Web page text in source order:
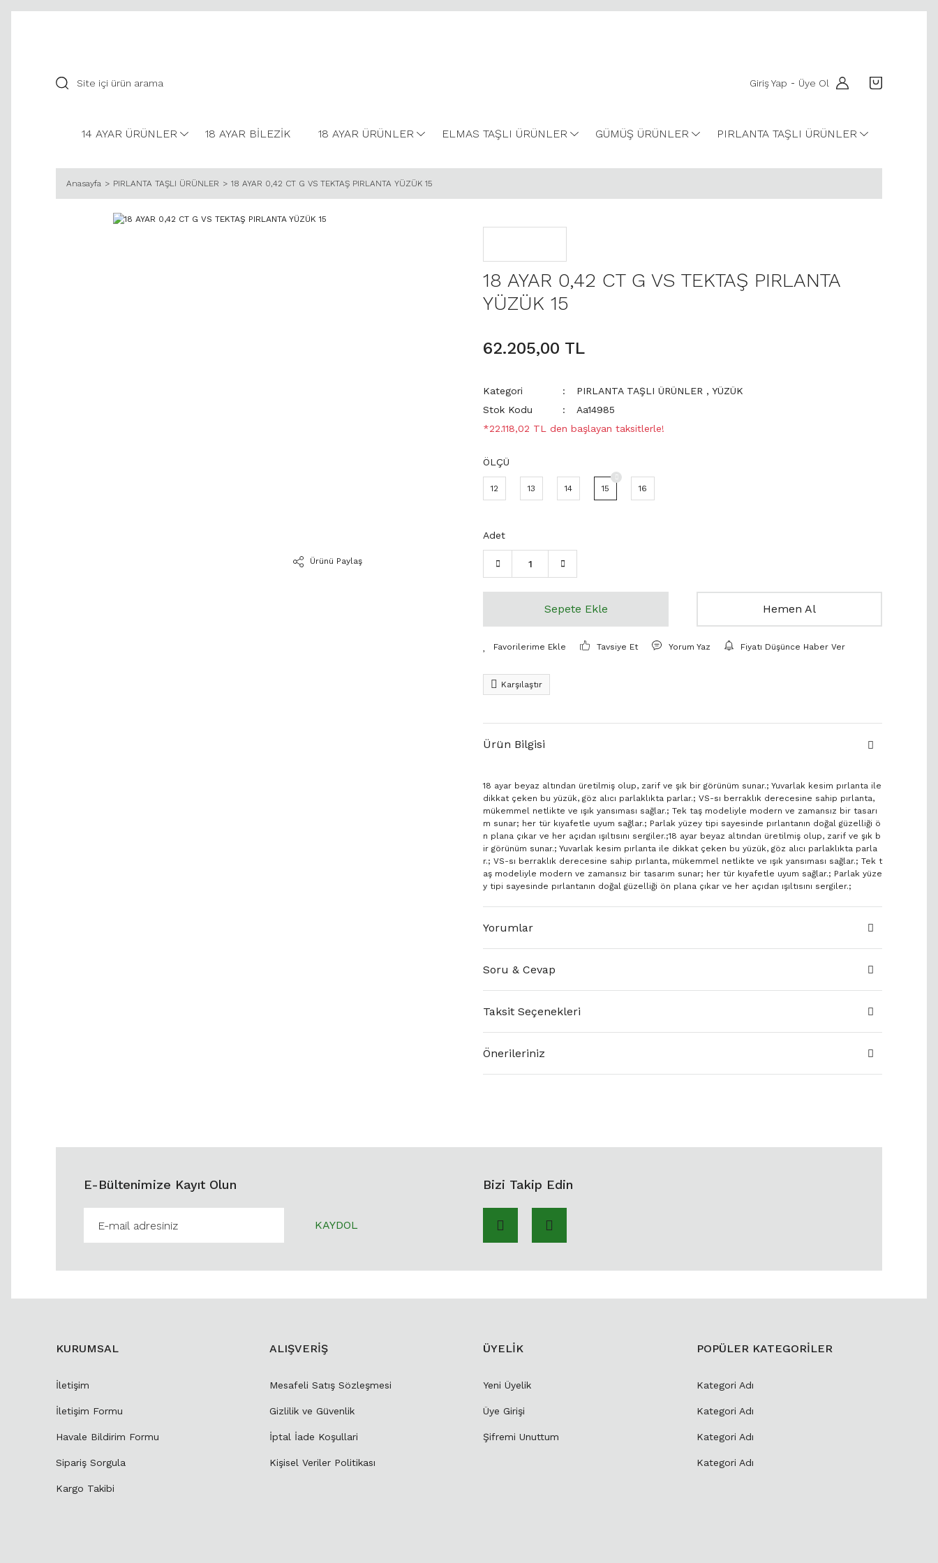
Giriş Yap - Üye Ol
14 AYAR ÜRÜNLER 18 AYAR BİLEZİK 18 AYAR ÜRÜNLER ELMAS TAŞLI ÜRÜNLER GÜMÜŞ ÜRÜNLER PIRLANTA TAŞLI ÜRÜNLER
Anasayfa PIRLANTA TAŞLI ÜRÜNLER 18 AYAR 0,42 CT G VS TEKTAŞ PIRLANTA YÜZÜK 15
Ürünü Paylaş
18 AYAR 0,42 CT G VS TEKTAŞ PIRLANTA
YÜZÜK 15
62.205,00 TL
Kategori PIRLANTA TAŞLI ÜRÜNLER ,YÜZÜK
Stok Kodu
Aa14985
*22.118,02 TL den başlayan taksitlerle!
ÖLÇÜ
12 13 14 15 16
Adet
Sepete Ekle Hemen Al
Tavsiye Et Yorum Yaz Fiyatı Düşünce Haber Ver
Karşılaştır
Ürün Bilgisi
18 ayar beyaz altından üretilmiş olup, zarif ve şık bir görünüm sunar.; Yuvarlak kesim pırlanta ile
dikkat çeken bu yüzük, göz alıcı parlaklıkta parlar.; VS-sı berraklık derecesine sahip pırlanta,
mükemmel netlikte ve ışık yansıması sağlar.; Tek taş modeliyle modern ve zamansız bir tasarı
m sunar; her tür kıyafetle uyum sağlar.; Parlak yüzey tipi sayesinde pırlantanın doğal güzelliği ö
n plana çıkar ve her açıdan ışıltısını sergiler.;18 ayar beyaz altından üretilmiş olup, zarif ve şık b
ir görünüm sunar.; Yuvarlak kesim pırlanta ile dikkat çeken bu yüzük, göz alıcı parlaklıkta parla
r.; VS-sı berraklık derecesine sahip pırlanta, mükemmel netlikte ve ışık yansıması sağlar.; Tek t
aş modeliyle modern ve zamansız bir tasarım sunar; her tür kıyafetle uyum sağlar.; Parlak yüze
y tipi sayesinde pırlantanın doğal güzelliği ön plana çıkar ve her açıdan ışıltısını sergiler.;
Yorumlar
Soru & Cevap
Taksit Seçenekleri
Önerileriniz
E-Bültenimize Kayıt Olun
KAYDOL
Bizi Takip Edin
KURUMSAL
İletişim
İletişim Formu
Havale Bildirim Formu
Sipariş Sorgula
Kargo Takibi
ALIŞVERİŞ
Mesafeli Satış Sözleşmesi
Gizlilik ve Güvenlik
İptal İade Koşullari
Kişisel Veriler Politikası
ÜYELİK
Yeni Üyelik
Üye Girişi
Şifremi Unuttum
POPÜLER KATEGORİLER
Kategori Adı
Kategori Adı
Kategori Adı
Kategori Adı